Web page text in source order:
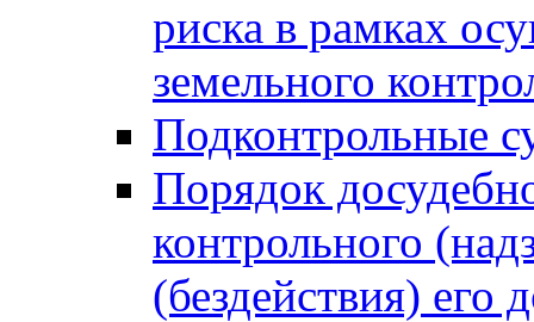
риска в рамках
земельного
Подконтрольные
Порядок
контрольного
(бездействия)